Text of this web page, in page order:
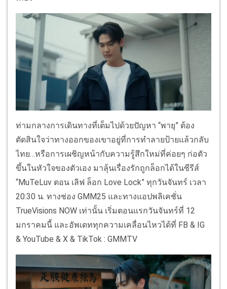
ท่ามกลางการเดินทางที่เต็มไปด้วยปัญหา “พายุ” ต้อง
ตัดสินใจว่าทางออกของเขาอยู่ที่การทำลายป้ายแล้วกลับ
ไทย…หรือการเผชิญหน้ากับความรู้สึกใหม่ที่ค่อยๆ ก่อตัว
ขึ้นในหัวใจของตัวเอง มาลุ้นเรื่องรักถูกล็อกได้ในซีรีส์
“MuTeLuv ตอน เลิฟ ล็อก Love Lock” ทุกวันจันทร์ เวลา
20:30 น. ทางช่อง GMM25 และทางแอปพลิเคชั่น
TrueVisions NOW เท่านั้น เริ่มตอนแรกวันจันทร์ที่ 12
มกราคมนี้ และอัพเดททุกความเคลื่อนไหวได้ที่ FB & IG
& YouTube & X & TikTok : GMMTV